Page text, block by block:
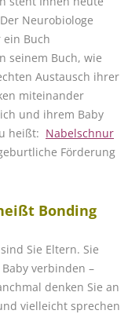
Neurobiologe
Buch
seinem Buch, wie
Austausch ihrer
miteinander
und ihrem Baby
heißt: Nabelschnur
Förderung
Bonding
Sie Eltern. Sie
verbinden –
denken Sie an
vielleicht sprechen